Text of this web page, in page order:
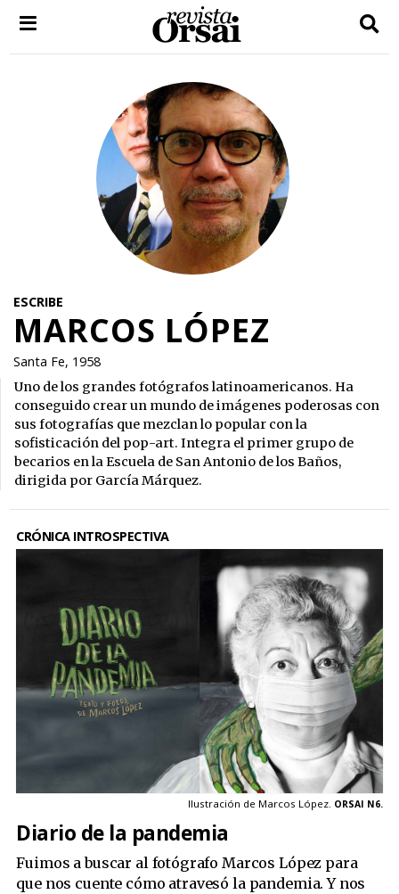
ESCRIBE
MARCOS LÓPEZ
Santa Fe, 1958
Uno de los grandes fotógrafos latinoamericanos. Ha
conseguido crear un mundo de imágenes poderosas con
sus fotografías que mezclan lo popular con la
sofisticación del pop-art. Integra el primer grupo de
becarios en la Escuela de San Antonio de los Baños,
dirigida por García Márquez.
CRÓNICA INTROSPECTIVA
Ilustración de Marcos López. ORSAI N6.
Diario de la pandemia
Fuimos a buscar al fotógrafo Marcos López para
que nos cuente cómo atravesó la pandemia. Y nos